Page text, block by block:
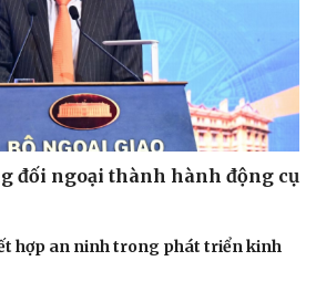
đối ngoại thành hành động cụ
hợp an ninh trong phát triển kinh